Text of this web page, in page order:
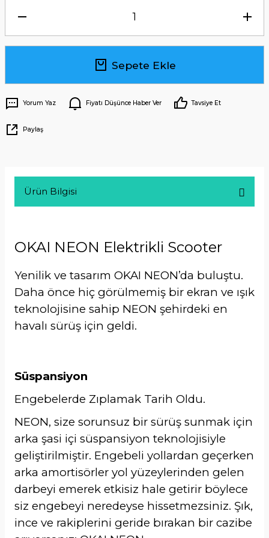
Sepete Ekle
Yorum Yaz Fiyatı Düşünce Haber Ver Tavsiye Et
Paylaş
Ürün Bilgisi
OKAI NEON Elektrikli Scooter
Yenilik ve tasarım OKAI NEON’da buluştu.
Daha önce hiç görülmemiş bir ekran ve ışık
teknolojisine sahip NEON şehirdeki en
havalı sürüş için geldi.
Süspansiyon
Engebelerde Zıplamak Tarih Oldu.
NEON, size sorunsuz bir sürüş sunmak için
arka şasi içi süspansiyon teknolojisiyle
geliştirilmiştir. Engebeli yollardan geçerken
arka amortisörler yol yüzeylerinden gelen
darbeyi emerek etkisiz hale getirir böylece
siz engebeyi neredeyse hissetmezsiniz. Şık,
ince ve rakiplerini geride bırakan bir cazibe